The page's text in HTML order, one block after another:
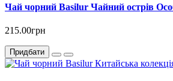
Чай чорний Basilur Чайний острів
215.00грн
Придбати